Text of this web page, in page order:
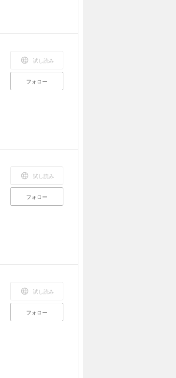
試し読み
フォロー
試し読み
フォロー
試し読み
フォロー